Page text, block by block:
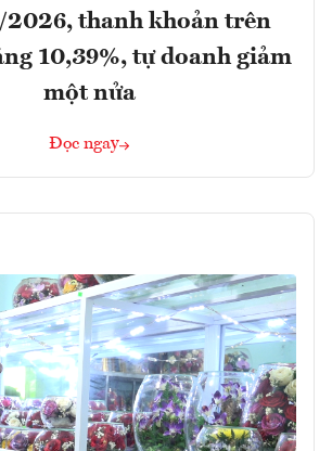
2026, thanh khoản trên
10,39%, tự doanh giảm
một nửa
Đọc ngay